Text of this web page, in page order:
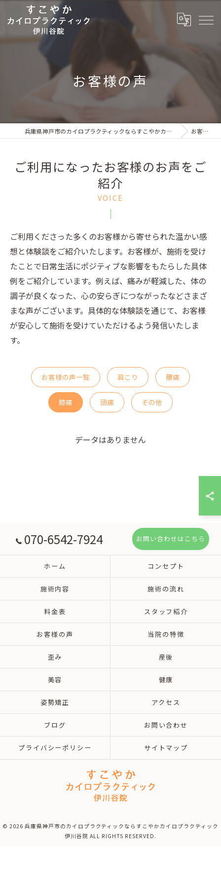
お客様の声
兵庫県神戸市のカイロプラクティックならすこやかカイロプラクティック 伊川谷院 お客様の声
ご利用になったお客様のお声をご
紹介
VOICE
ご利用くださった多くのお客様から寄せられた温かい感
想と体験談をご紹介いたします。お客様が、施術を受け
たことで日常生活にポジティブな影響をもたらした具体
例をご紹介しています。例えば、痛みが軽減した、体の
調子が良くなった、心の安らぎにつながったなどさまざ
まな声がございます。具体的な体験談を通じて、お客様
が安心して施術を受けていただけるよう発信いたしま
す。
お客様の声一覧 肩こり 腰痛
膝痛 頭痛 その他
データはありません
070-6542-7924 お問い合わせはこちら
ホーム コンセプト
施術内容 施術の流れ
料金表 スタッフ紹介
お客様の声 当院の特徴
歪み 産後
美容 健康
姿勢矯正 アクセス
ブログ お問い合わせ
プライバシーポリシー サイトマップ
© 2026 兵庫県神戸市のカイロプラクティックならすこやかカイロプラクティック
伊川谷院 ALL RIGHTS RESERVED.